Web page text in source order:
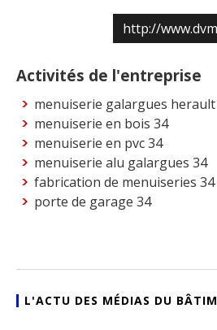
http://
Activités de l'entreprise
menuiserie galargues herault
menuiserie en bois 34
menuiserie en pvc 34
menuiserie alu galargues 34
fabrication de menuiseries 34
porte de garage 34
L'ACTU DES MÉDIAS DU